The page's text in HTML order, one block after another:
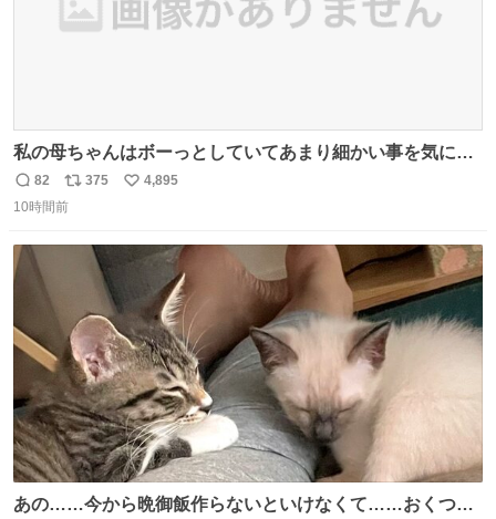
私の母ちゃんはボーっとしていてあまり細かい事を気にし
ません。優秀な人の多い現代の価値観から見ると、あまり
優秀な母親ではないかもしれません。でも、だからこそ、
スします。「優秀」と「良い」は別なんですよね。 1/2
返
信
82
リ
ポ
375
い
数
4,895
10時間前
あの……今から晩御飯作らないといけなくて……おくつろ